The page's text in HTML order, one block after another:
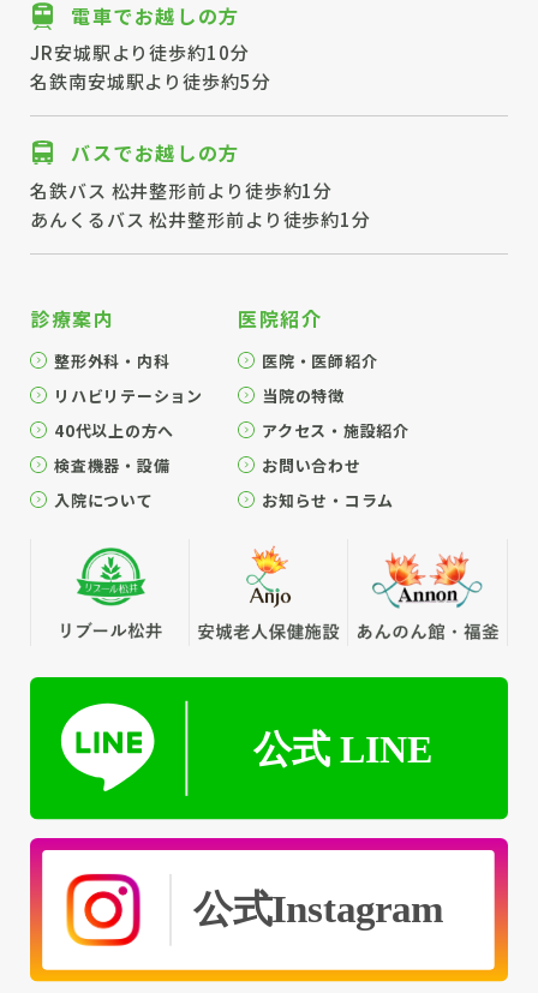
電車でお越しの方
JR安城駅より徒歩約10分
名鉄南安城駅より徒歩約5分
バスでお越しの方
名鉄バス 松井整形前より徒歩約1分
あんくるバス 松井整形前より徒歩約1分
診療案内
整形外科・内科
リハビリテーション
40代以上の方へ
検査機器・設備
入院について
医院紹介
医院・医師紹介
当院の特徴
アクセス・施設紹介
お問い合わせ
お知らせ・コラム